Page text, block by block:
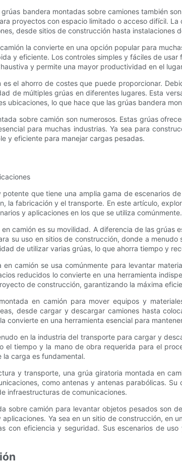
bandera montadas sobre camiones también
proyectos con espacio limitado o acceso difícil.
desde sitios de construcción hasta instalaciones
la convierte en una opción popular para
y eficiente. Los controles simples y fáciles de
y permite una mayor productividad en el
el ahorro de costes que puede proporcionar.
de múltiples grúas en diferentes lugares. Esta
ubicaciones, lo que hace que las grúas bandera
sobre camión son numerosos. Estas grúas
para muchas industrias. Ya sea para
y eficiente para manejar cargas pesadas.
que tiene una amplia gama de escenarios
la fabricación y el transporte. En este artículo,
y aplicaciones en los que se utiliza comúnmente.
camión es su movilidad. A diferencia de las
su uso en sitios de construcción, donde a
de utilizar varias grúas, lo que ahorra tiempo y
camión se usa comúnmente para levantar
reducidos lo convierte en una herramienta
de construcción, garantizando la máxima
en camión para mover equipos y
desde cargar y descargar camiones hasta
convierte en una herramienta esencial para
en la industria del transporte para cargar y
tiempo y la mano de obra requerida para el
la carga es fundamental.
y transporte, una grúa giratoria montada en
como antenas y antenas parabólicas.
infraestructuras de comunicaciones.
sobre camión para levantar objetos pesados ​​son
Ya sea en un sitio de construcción,
con eficiencia y seguridad. Sus escenarios de